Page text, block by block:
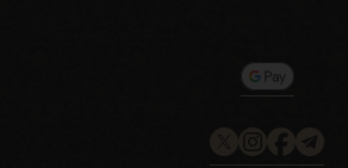
Информация о файлах cookie на
Pol. Industrial Pont del Príncep
Email: info@philosopherseeds.com